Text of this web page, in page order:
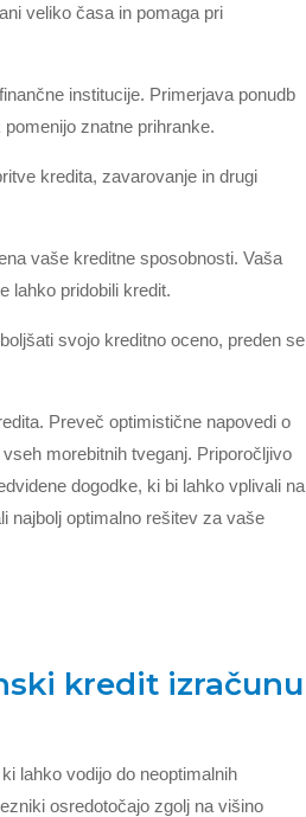
veliko časa in pomaga pri
institucije. Primerjava ponudb
znatne prihranke.
kredita, zavarovanje in drugi
vaše kreditne sposobnosti. Vaša
lahko pridobili kredit.
svojo kreditno oceno, preden se
Preveč optimistične napovedi o
morebitnih tveganj. Priporočljivo
dogodke, ki bi lahko vplivali na
najbolj optimalno rešitev za vaše
kredit izračunu
lahko vodijo do neoptimalnih
osredotočajo zgolj na višino